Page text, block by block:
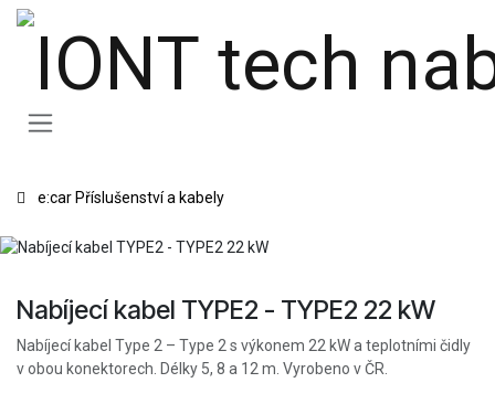
Přejít na obsah
e:car Příslušenství a kabely
Nabíjecí kabel TYPE2 - TYPE2 22 kW
Nabíjecí kabel Type 2 – Type 2 s výkonem 22 kW a teplotními čidly
v obou konektorech. Délky 5, 8 a 12 m. Vyrobeno v ČR.